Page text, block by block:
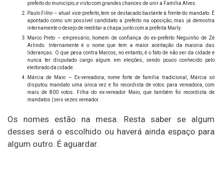
prefeito do município, e visto com grandes chances de unir a Família Alves.
Paulo Filho – atual vice-prefeito, tem se destacado bastante à frente do mandato. É
apontado como um possível candidato a prefeito na oposição, mas já demostra
internamente o desejo de reeditar a chapa junto com a prefeita Marly.
Marco Preto – empresário, homem de confiança do ex-prefeito Neguinho de Zé
Arlindo. Internamente é o nome que tem a maior aceitação da maioria das
lideranças. O que pesa contra Marcos, no entanto, é o fato de não ser da cidade e
nunca ter disputado cargo algum em eleições, sendo pouco conhecido pelo
eleitorado da cidade.
Márcia de Maio – Ex-vereadora, nome forte de família tradicional, Márcia só
disputou mandato uma única vez e foi recordista de votos para vereadora, com
mais de 800 votos. Filha do ex-vereador Maio, que também foi recordista de
mandatos (seis vezes vereador.
Os nomes estão na mesa. Resta saber se algum
desses será o escolhido ou haverá ainda espaço para
algum outro. É aguardar.